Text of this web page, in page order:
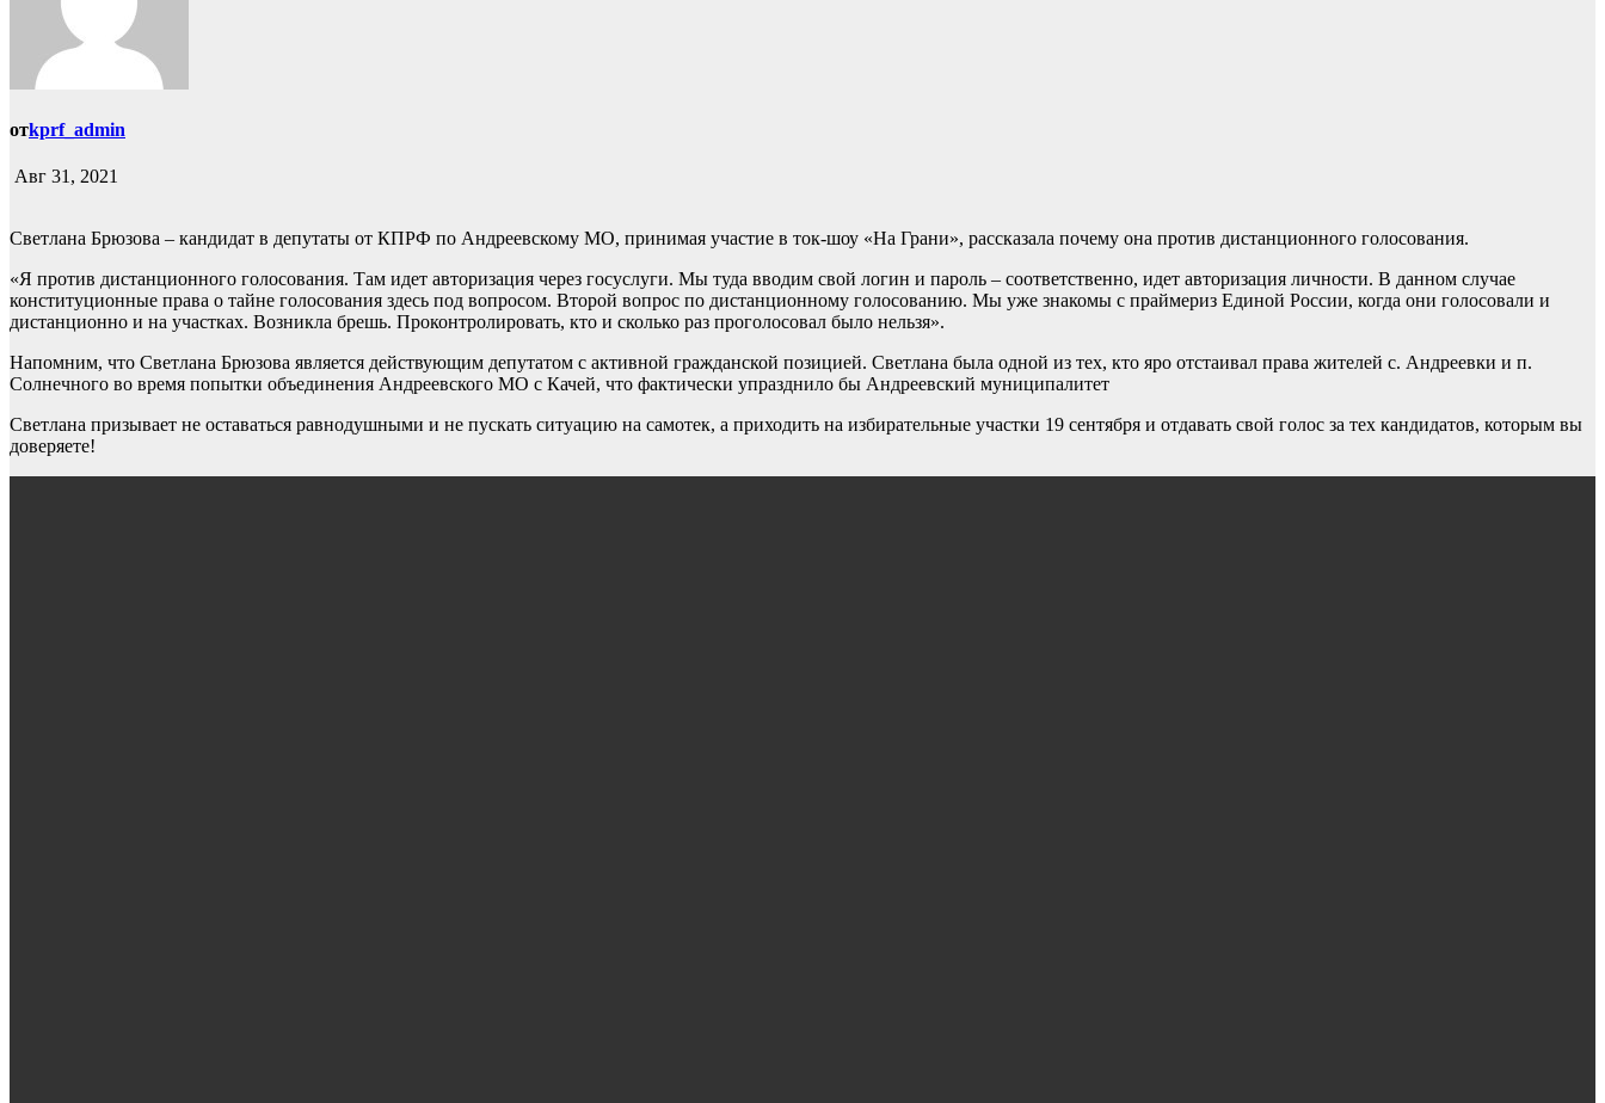
отkprf_admin
Авг 31, 2021
Светлана Брюзова – кандидат в депутаты от КПРФ по Андреевскому МО, принимая участие в ток-шоу «На Грани», рассказала почему она против дистанционного голосования.
«Я против дистанционного голосования. Там идет авторизация через госуслуги. Мы туда вводим свой логин и пароль – соответственно, идет авторизация личности. В данном случае
конституционные права о тайне голосования здесь под вопросом. Второй вопрос по дистанционному голосованию. Мы уже знакомы с праймериз Единой России, когда они голосовали и
дистанционно и на участках. Возникла брешь. Проконтролировать, кто и сколько раз проголосовал было нельзя».
Напомним, что Светлана Брюзова является действующим депутатом с активной гражданской позицией. Светлана была одной из тех, кто яро отстаивал права жителей с. Андреевки и п.
Солнечного во время попытки объединения Андреевского МО с Качей, что фактически упразднило бы Андреевский муниципалитет
Светлана призывает не оставаться равнодушными и не пускать ситуацию на самотек, а приходить на избирательные участки 19 сентября и отдавать свой голос за тех кандидатов, которым вы
доверяете!